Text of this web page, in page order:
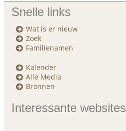
Snelle links
Wat is er nieuw
Zoek
Familienamen
Kalender
Alle Media
Bronnen
Interessante websites